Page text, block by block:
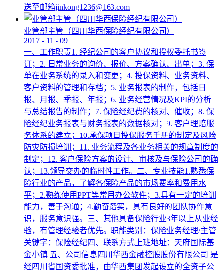
送至邮箱jinkong1236@163.com
业管部主管（四川华西保险经纪有限公司）
2017 - 11 - 09
一、工作职责1. 经纪公司的客户协议和授权委托书签
订；2. 日常业务的询价、报价、方案确认、出单；3. 保
单在业务系统的录入和变更；4. 投保资料、业务资料、
客户资料的管理和存档；5. 业务报表的制作，包括日
报、月报、季报、年报；6. 业务经营情况及KPI的分析
与总结报告的制作；7. 保险经纪费的核对、催收；8. 保
险经纪业务报表与财务报表的数据核对；9. 客户理赔服
务体系的建立；10.承保项目投保服务手册的制定及风险
防灾防损培训；11. 业务流程及各业务相关的规章制度的
制定；12. 客户保险方案的设计、审核及与保险公司的确
认；13.领导交办的临时性工作。二、专业技能1.熟悉保
险行业的产品，了解各保险产品的市场费率和费用水
平；2.熟练使用PPT等常用办公软件；3.具有一定的培训
能力，善于沟通；4.勤奋踏实，具有良好的团队协作意
识，服务意识强。三、其他具备保险行业3年以上从业经
验，有管理经验者优先。职能类别：保险业务经理/主管
关键字：保险经纪四、联系方式上班地址：天府国际基
金小镇 五、公司信息四川华西金融控股股份有限公司 是
经四川省国资委批准，由华西集团发起设立的全资子公